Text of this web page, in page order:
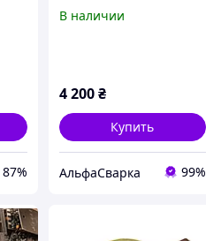
с
87%
В наличии
4 200₴
Купить
АльфаСварка 99%